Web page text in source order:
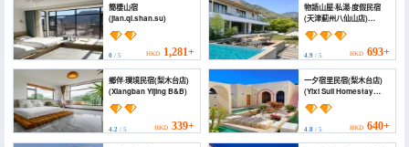
簡棲山宿
(jian.qi.shan.su)
0 / 5 HKD 1,281+
物語山屋·私湯·度假民宿
(天津薊州八仙山店)
(Story Moutain
Homestay)
4.9/ 5 HKD 693+
鄉伴·璞境民宿(梨木台店)
(Xiangban Yijing B&B)
4.2 / 5 HKD 339+
一夕宿里民宿(梨木台店)
(Yixi Suli Homestay
(Limutai Branch))
4.8/ 5 HKD 640+